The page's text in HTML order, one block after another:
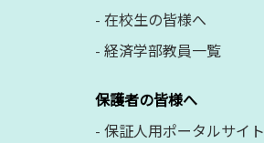
- 在校生の皆様へ
- 経済学部教員一覧
保護者の皆様へ
- 保証人用ポータルサイト